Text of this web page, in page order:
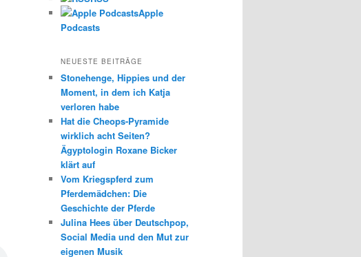
Apple
Podcasts
NEUESTE BEITRÄGE
Stonehenge, Hippies und der
Moment, in dem ich Katja
verloren habe
Hat die Cheops-Pyramide
wirklich acht Seiten?
Ägyptologin Roxane Bicker
klärt auf
Vom Kriegspferd zum
Pferdemädchen: Die
Geschichte der Pferde
Julina Hees über Deutschpop,
Social Media und den Mut zur
eigenen Musik